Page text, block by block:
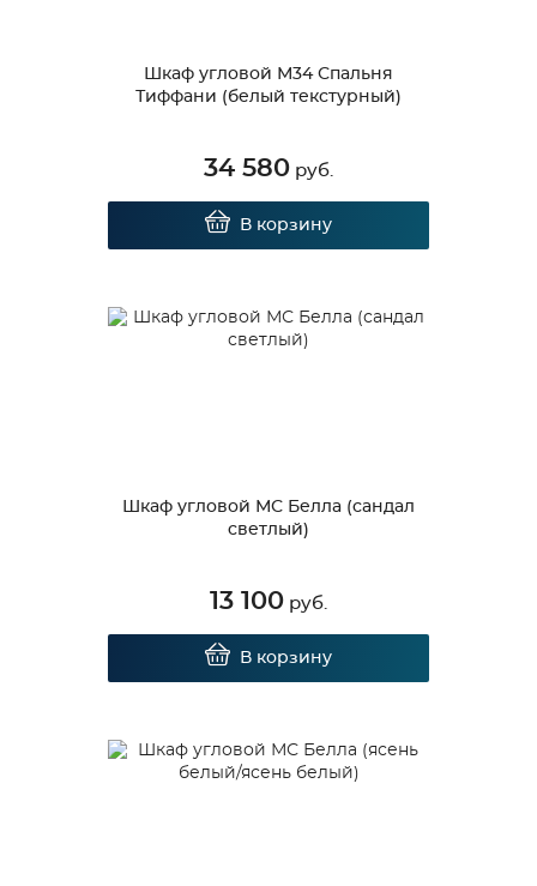
Шкаф угловой М34 Спальня
Тиффани (белый текстурный)
34 580 руб.
В корзину
Шкаф угловой МС Белла (сандал
светлый)
13 100 руб.
В корзину